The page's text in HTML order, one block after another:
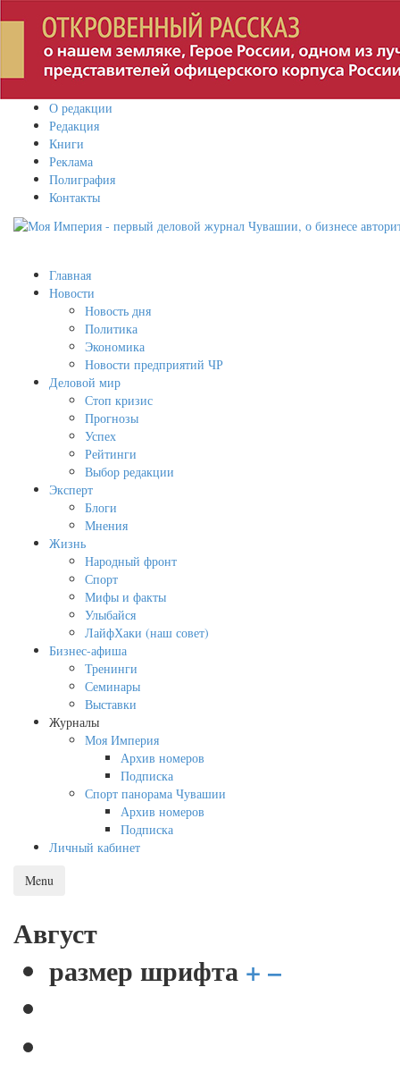
О редакции
Редакция
Книги
Реклама
Полиграфия
Контакты
Главная
Новости
Новость дня
Политика
Экономика
Новости предприятий ЧР
Деловой мир
Стоп кризис
Прогнозы
Успех
Рейтинги
Выбор редакции
Эксперт
Блоги
Мнения
Жизнь
Народный фронт
Спорт
Мифы и факты
Улыбайся
ЛайфХаки (наш совет)
Бизнес-афиша
Тренинги
Семинары
Выставки
Журналы
Моя Империя
Архив номеров
Подписка
Спорт панорама Чувашии
Архив номеров
Подписка
Личный кабинет
Menu
Август
размер шрифта + –